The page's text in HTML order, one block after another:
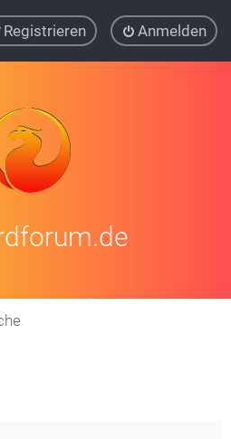
Anmelden
Registrieren